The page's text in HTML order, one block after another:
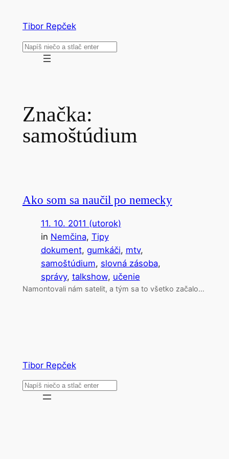
Tibor Repček
Hľadať
Značka:
samoštúdium
Ako som sa naučil po nemecky
11. 10. 2011 (utorok)
in Nemčina, Tipy
dokument, gumkáči, mtv
samoštúdium, slovná zásoba
správy, talkshow, učenie
Namontovali nám satelit, a tým sa to všetko začalo…
Tibor Repček
Search